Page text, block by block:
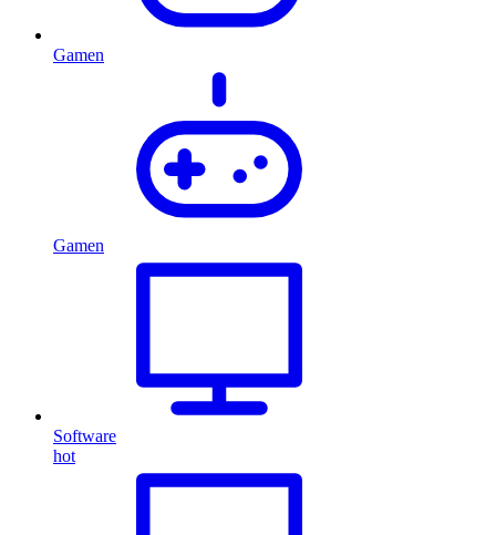
Gamen
Gamen
Software
hot